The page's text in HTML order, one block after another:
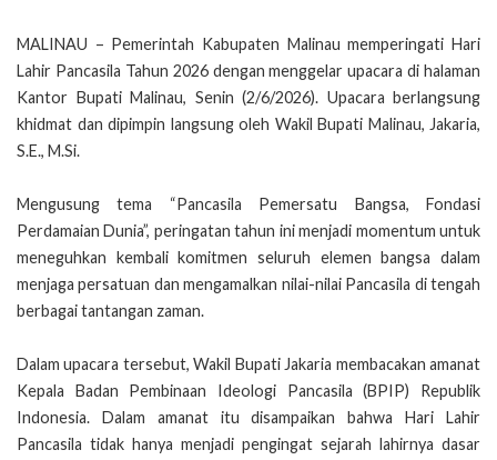
MALINAU – Pemerintah Kabupaten Malinau memperingati Hari
Lahir Pancasila Tahun 2026 dengan menggelar upacara di halaman
Kantor Bupati Malinau, Senin (2/6/2026). Upacara berlangsung
khidmat dan dipimpin langsung oleh Wakil Bupati Malinau, Jakaria,
S.E., M.Si.
Mengusung tema “Pancasila Pemersatu Bangsa, Fondasi
Perdamaian Dunia”, peringatan tahun ini menjadi momentum untuk
meneguhkan kembali komitmen seluruh elemen bangsa dalam
menjaga persatuan dan mengamalkan nilai-nilai Pancasila di tengah
berbagai tantangan zaman.
Dalam upacara tersebut, Wakil Bupati Jakaria membacakan amanat
Kepala Badan Pembinaan Ideologi Pancasila (BPIP) Republik
Indonesia. Dalam amanat itu disampaikan bahwa Hari Lahir
Pancasila tidak hanya menjadi pengingat sejarah lahirnya dasar